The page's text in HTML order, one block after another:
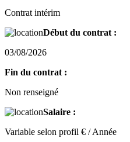
Contrat intérim
Début du contrat :
03/08/2026
Fin du contrat :
Non renseigné
Salaire :
Variable selon profil € / Année